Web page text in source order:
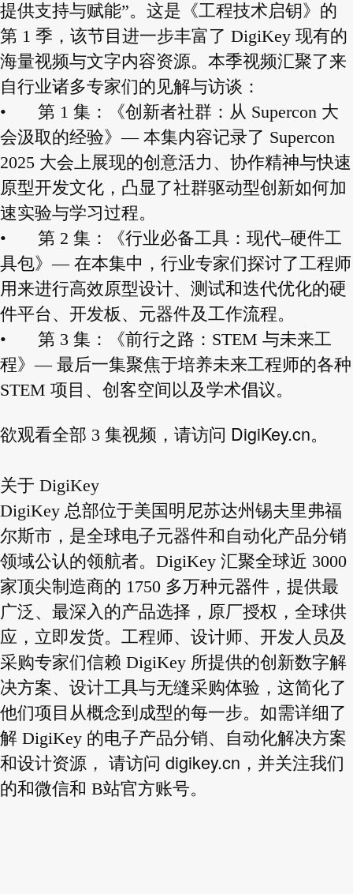
提供支持与赋能”。这是《工程技术启钥》的
第 1 季，该节目进一步丰富了 DigiKey 现有的
海量视频与文字内容资源。本季视频汇聚了来
自行业诸多专家们的见解与访谈：
•
第 1 集：《创新者社群：从 Supercon 大
会汲取的经验》— 本集内容记录了 Supercon
2025 大会上展现的创意活力、协作精神与快速
原型开发文化，凸显了社群驱动型创新如何加
速实验与学习过程。
•
第 2 集：《行业必备工具：现代–硬件工
具包》— 在本集中，行业专家们探讨了工程师
用来进行高效原型设计、测试和迭代优化的硬
件平台、开发板、元器件及工作流程。
•
第 3 集：《前行之路：STEM 与未来工
程》— 最后一集聚焦于培养未来工程师的各种
STEM 项目、创客空间以及学术倡议。
欲观看全部 3 集视频，请访问 DigiKey.cn。
关于 DigiKey
DigiKey 总部位于美国明尼苏达州锡夫里弗福
尔斯市，是全球电子元器件和自动化产品分销
领域公认的领航者。DigiKey 汇聚全球近 3000
家顶尖制造商的 1750 多万种元器件，提供最
广泛、最深入的产品选择，原厂授权，全球供
应，立即发货。工程师、设计师、开发人员及
采购专家们信赖 DigiKey 所提供的创新数字解
决方案、设计工具与无缝采购体验，这简化了
他们项目从概念到成型的每一步。如需详细了
解 DigiKey 的电子产品分销、自动化解决方案
和设计资源， 请访问 digikey.cn ，并关注我们
的和微信和 B站官方账号。